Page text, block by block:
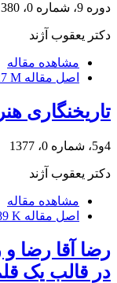
دوره 9، شماره 0، 1380
دکتر یعقوب آژند
مشاهده مقاله
اصل مقاله M
تاریخنگاری
4و5، شماره 0، 1377
دکتر یعقوب آژند
مشاهده مقاله
اصل مقاله K
رضا آقا رضا
در قالب یک